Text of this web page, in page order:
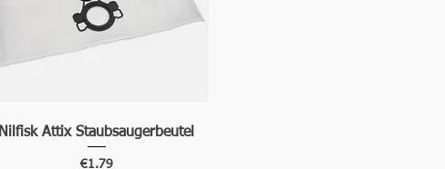
Nilfisk Attix Staubsaugerbeutel
Price
€1.79